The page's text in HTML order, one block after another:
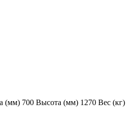
700 Высота (мм) 1270 Вес (кг)